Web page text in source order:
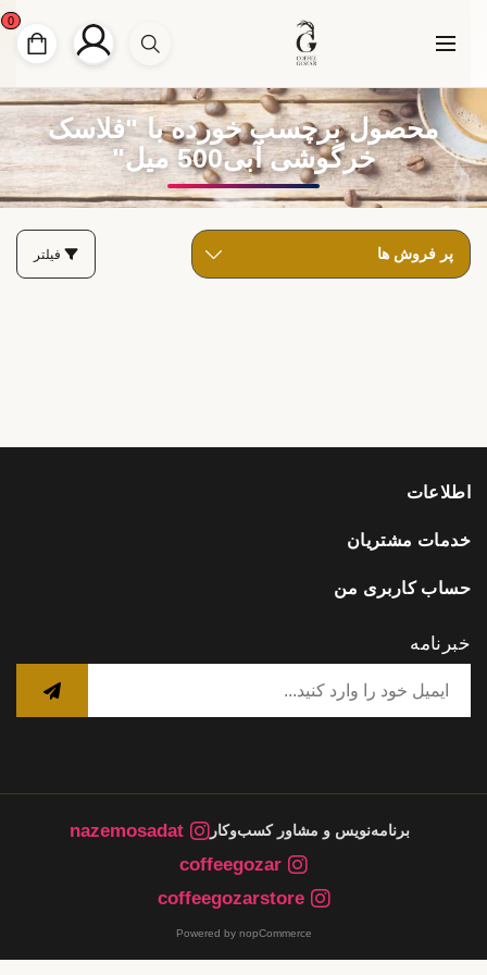
0
محصول برچسب خورده با "فلاسک
خرگوشی آبی500 میل"
فیلتر
اطلاعات
خدمات مشتریان
حساب کاربری من
خبرنامه
برنامه‌نویس و مشاور کسب‌وکار
nazemosadat
coffeegozar
coffeegozarstore
Powered by nopCommerce